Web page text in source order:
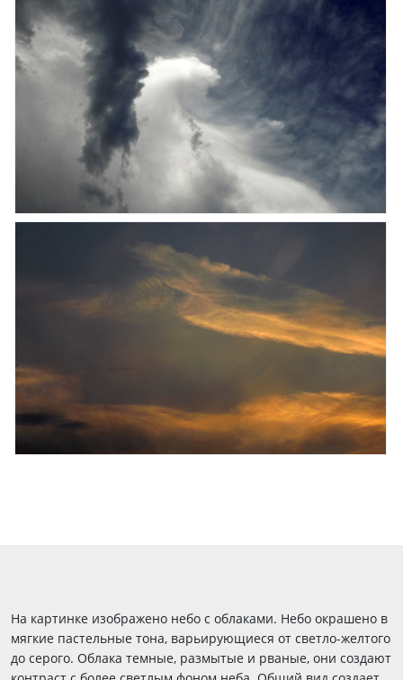
На картинке изображено небо с облаками. Небо окрашено в
мягкие пастельные тона, варьирующиеся от светло-желтого
до серого. Облака темные, размытые и рваные, они создают